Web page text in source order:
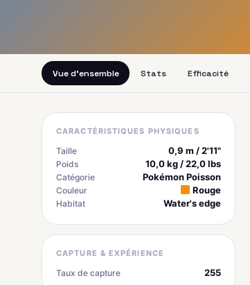
Vue d'ensemble Stats Efficacité
CARACTÉRISTIQUES PHYSIQUES
Taille 0,9 m / 2'11"
Poids 10,0 kg / 22,0 lbs
Catégorie Pokémon Poisson
Couleur Rouge
Habitat Water's edge
CAPTURE & EXPÉRIENCE
Taux de capture 255